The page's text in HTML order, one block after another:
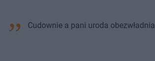
Cudownie a pani uroda obezwładnia